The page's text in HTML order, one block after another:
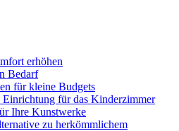
erhöhen
Bedarf
für kleine Budgets
für das Kinderzimmer
Ihre Kunstwerke
zu herkömmlichem